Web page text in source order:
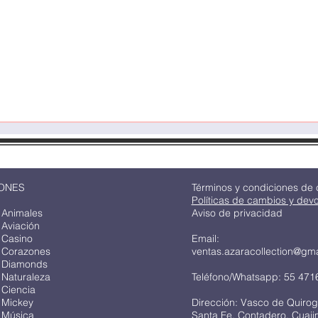
Términos y condiciones de
Políticas de cambios y
Aviso de privacidad
Email:
Teléfono/Whatsapp: 55
Dirección: Vasco de
Santa Fe, Contadero,